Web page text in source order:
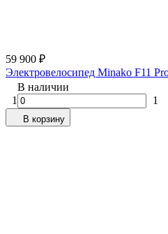
59 900 ₽
Электровелосипед Minako F11
В наличии
1
1
В корзину